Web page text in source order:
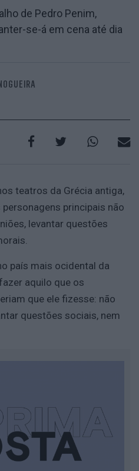
de Pedro Penim,
se-á em cena até dia
teatros da Grécia antiga,
principais não
levantar questões
país mais ocidental da
aquilo que os
que ele fizesse: não
questões sociais, nem